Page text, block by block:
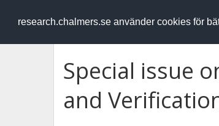
research.chalmers.se använder cookies för
RESEARCH.chalmers.se
Special issue
and